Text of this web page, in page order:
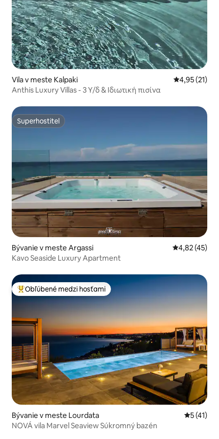
Vila v meste Kalpaki Priemerné
4,95 (21)
Anthis Luxury Villas - 3 Υ/δ & Ιδιωτική πισίνα
Superhostiteľ
Superhostiteľ
Bývanie v meste Argassi Priemerné
4,82 (45)
Kavo Seaside Luxury Apartment
Najobľúbenejšie medzi hosťami
Obľúbené medzi hosťami
Bývanie v meste Lourdata
5 (41)
NOVÁ vila Marvel Seaview Súkromný bazén